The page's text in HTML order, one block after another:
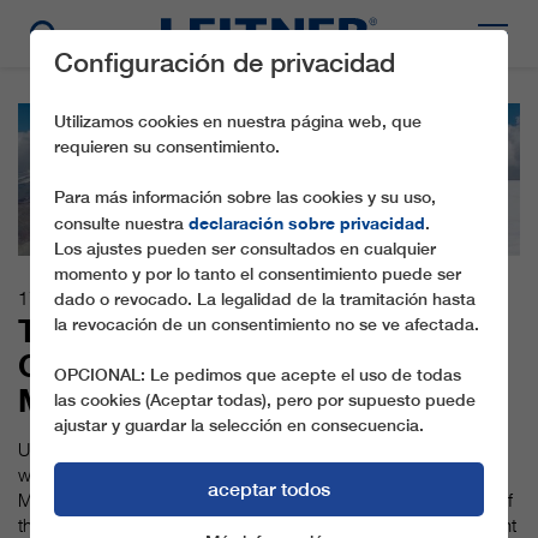
17.10.2016
THE WORLD'S HIGHEST 3S
GONDOLA LIFT ON THE KLEIN
MATTERHORN
Up to winter 2018/2019, LEITNER ropeways is building the
world’s highest 3S ropeway (tricable gondola lift) on the Klein
Matterhorn, for Zermatt Bergbahnen. Despite the challenges of
the extreme altitude, the first of three summers of building went
Configuración de privacidad
Utilizamos cookies en nuestra página web, que
requieren su consentimiento.
Para más información sobre las cookies y su uso,
consulte nuestra declaración sobre privacidad.
Los ajustes pueden ser consultados en cualquier
momento y por lo tanto el consentimiento puede ser
dado o revocado. La legalidad de la tramitación hasta
la revocación de un consentimiento no se ve afectada.
OPCIONAL: Le pedimos que acepte el uso de todas
las cookies (Aceptar todas), pero por supuesto puede
ajustar y guardar la selección en consecuencia.
aceptar todos